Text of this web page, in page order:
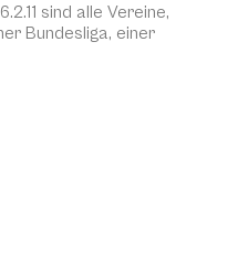
sind alle Vereine,
Bundesliga, einer